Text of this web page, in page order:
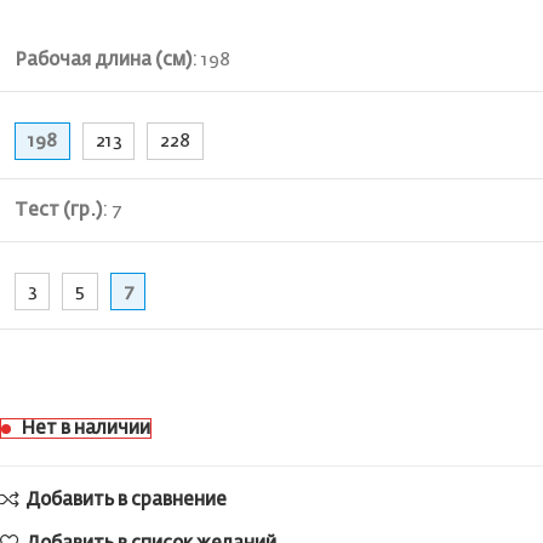
Рабочая длина (см): 198
198 213 228
Тест (гр.): 7
3 5 7
Нет в наличии
Добавить в сравнение